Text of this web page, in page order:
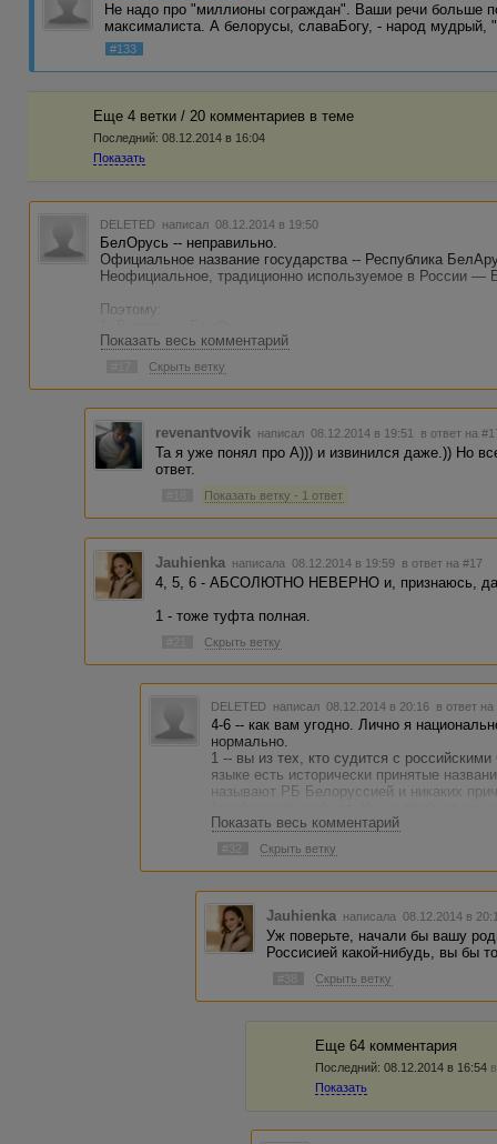
Не надо про "миллионы сограждан". Ваши речи больше
максималиста. А белорусы, славаБогу, - народ мудрый,
#133
Еще 4 ветки / 20 комментариев в темe
Последний: 08.12.2014 в 16:04
Показать
DELETED написал 08.12.2014 в 19:50
БелОрусь -- неправильно.
Официальное название государства -- Республика
Неофициальное, традиционно используемое в России —
Поэтому:
2. В столице Республики БелАрусь.
3. В столице БелАруси.
4. В столице Белой Руси.
5. В региональном центре западнорусских земель.
6. В бульбашеском стольном граде.
Как угодно, только не в БелОруси, пожалуйста!
Показать весь комментарий
Скрыть ветку
revenantvovik написал 08.12.2014 в 19:51 в ответ на
Та я уже понял про А))) и извинился даже.)) Но
ответ.
Показать ветку - 1 ответ
Jauhienka написала 08.12.2014 в 19:59 в ответ на #17
4, 5, 6 - АБСОЛЮТНО НЕВЕРНО и, признаюсь,
1 - тоже туфта полная.
Скрыть ветку
DELETED написал 08.12.2014 в 20:16 в ответ
4-6 -- как вам угодно. Лично я
нормально.
1 -- вы из тех, кто судится с
языке есть исторически принятые
называют РБ Белоруссией и никаких
государство Бундесреспублик Дойчланд!
Показать весь комментарий
Скрыть ветку
Jauhienka написала 08.12.2014 в
Уж поверьте, начали бы вашу
Россисией какой-нибудь, вы бы
#38 Скрыть ветку
Еще 64 комментария
Последний: 08.12.2014 в 16:54
Показать